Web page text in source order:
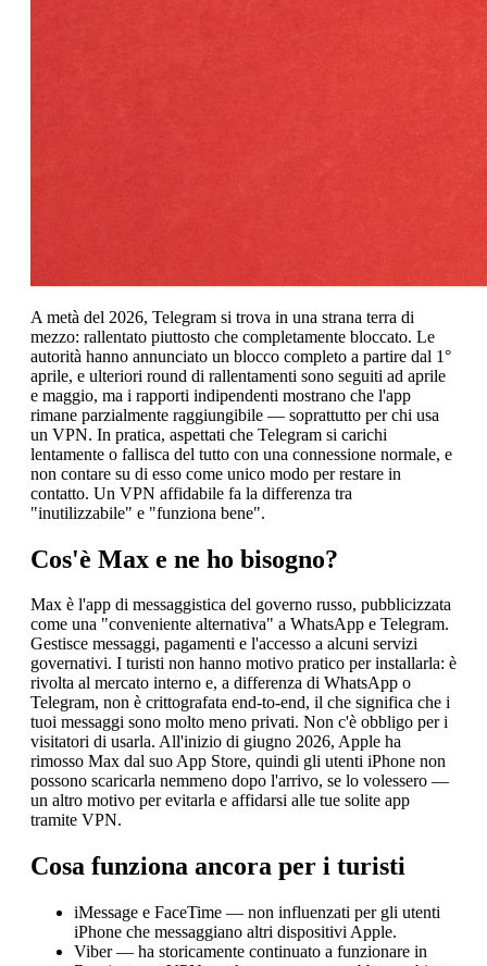
A metà del 2026, Telegram si trova in una strana terra di
mezzo: rallentato piuttosto che completamente bloccato. Le
autorità hanno annunciato un blocco completo a partire dal 1°
aprile, e ulteriori round di rallentamenti sono seguiti ad aprile
e maggio, ma i rapporti indipendenti mostrano che l'app
rimane parzialmente raggiungibile — soprattutto per chi usa
un VPN. In pratica, aspettati che Telegram si carichi
lentamente o fallisca del tutto con una connessione normale, e
non contare su di esso come unico modo per restare in
contatto. Un VPN affidabile fa la differenza tra
"inutilizzabile" e "funziona bene".
Cos'è Max e ne ho bisogno?
Max è l'app di messaggistica del governo russo, pubblicizzata
come una "conveniente alternativa" a WhatsApp e Telegram.
Gestisce messaggi, pagamenti e l'accesso a alcuni servizi
governativi. I turisti non hanno motivo pratico per installarla: è
rivolta al mercato interno e, a differenza di WhatsApp o
Telegram, non è crittografata end-to-end, il che significa che i
tuoi messaggi sono molto meno privati. Non c'è obbligo per i
visitatori di usarla. All'inizio di giugno 2026, Apple ha
rimosso Max dal suo App Store, quindi gli utenti iPhone non
possono scaricarla nemmeno dopo l'arrivo, se lo volessero —
un altro motivo per evitarla e affidarsi alle tue solite app
tramite VPN.
Cosa funziona ancora per i turisti
iMessage e FaceTime — non influenzati per gli utenti
iPhone che messaggiano altri dispositivi Apple.
Viber — ha storicamente continuato a funzionare in